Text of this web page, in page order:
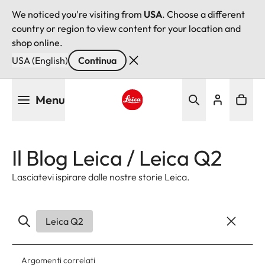
We noticed you're visiting from USA. Choose a different
country or region to view content for your location and
shop online.
USA (English)
Continua
Menu
Il Blog Leica / Leica Q2
Lasciatevi ispirare dalle nostre storie Leica.
Leica Q2
Argomenti correlati